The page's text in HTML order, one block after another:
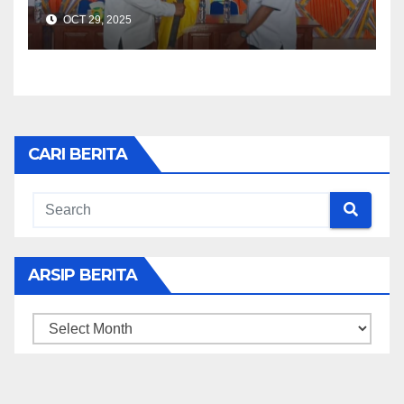
OCT 29, 2025
CARI BERITA
ARSIP BERITA
ARSIP